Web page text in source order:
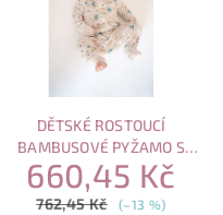
DĚTSKÉ ROSTOUCÍ
BAMBUSOVÉ PYŽAMO S
MAGNETICKÝM ZAPÍNÁNÍM –
HRAVÉ MOŘE
660,45 Kč
762,45 Kč (–13 %)